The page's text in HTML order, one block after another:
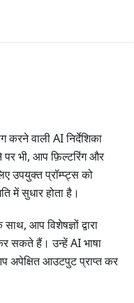
वाली AI निर्देशिका
पर भी, आप फ़िल्टरिंग और
उपयुक्त प्रॉम्प्ट्स को
सुधार होता है।
आप विशेषज्ञों द्वारा
कर सकते हैं। उन्हें AI भाषा
आउटपुट प्राप्त कर